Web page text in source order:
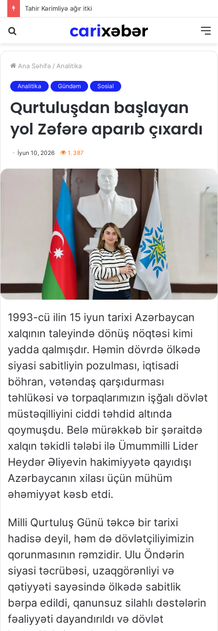
Tahir Kərimliyə ağır itki
Ana Səhifə / Analitika
Analitika Gündəm Sosial
Qurtuluşdan başlayan
yol Zəfərə aparıb çıxardı
İyun 10, 2026 1. 387
1993-cü ilin 15 iyun tarixi Azərbaycan
xalqının taleyində dönüş nöqtəsi kimi
yadda qalmışdır. Həmin dövrdə ölkədə
siyasi sabitliyin pozulması, iqtisadi
böhran, vətəndaş qarşıdurması
təhlükəsi və torpaqlarımızın işğalı dövlət
müstəqilliyini ciddi təhdid altında
qoymuşdu. Belə mürəkkəb bir şəraitdə
xalqın təkidli tələbi ilə Ümummilli Lider
Heydər Əliyevin hakimiyyətə qayıdışı
Azərbaycanın xilası üçün mühüm
əhəmiyyət kəsb etdi.
Milli Qurtuluş Günü təkcə bir tarixi
hadisə deyil, həm də dövlətçiliyimizin
qorunmasının rəmzidir. Ulu Öndərin
siyasi təcrübəsi, uzaqgörənliyi və
qətiyyəti sayəsində ölkədə sabitlik
bərpa edildi, qanunsuz silahlı dəstələrin
fəaliyyəti dayandırıldı və dövlət